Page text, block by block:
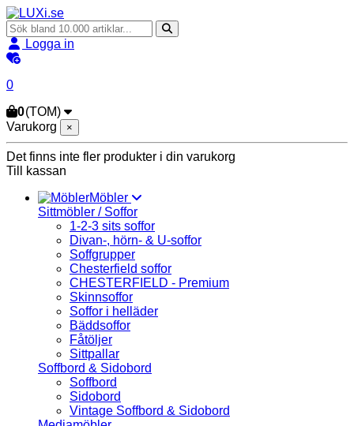
Logga in
0
0(TOM)
Varukorg
×
Det finns inte fler produkter i din varukorg
Till kassan
Möbler
Sittmöbler / Soffor
1-2-3 sits soffor
Divan-, hörn- & U-soffor
Soffgrupper
Chesterfield soffor
CHESTERFIELD - Premium
Skinnsoffor
Soffor i helläder
Bäddsoffor
Fåtöljer
Sittpallar
Soffbord & Sidobord
Soffbord
Sidobord
Vintage Soffbord & Sidobord